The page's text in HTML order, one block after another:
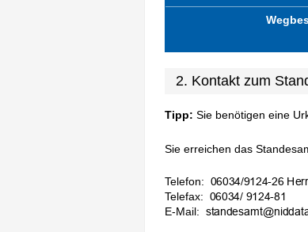
2. Kontakt zum
Tipp: Sie benötigen eine
Sie erreichen das
Telefon:
Telefax:
E-Mail: